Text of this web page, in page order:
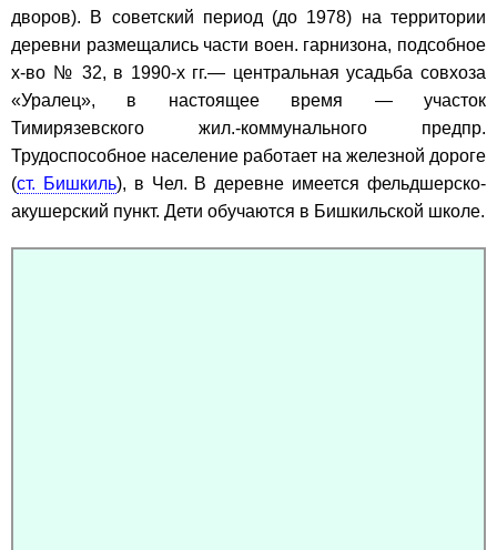
дворов). В советский период (до 1978) на территории
деревни размещались части воен. гарнизона, подсобное
х-во № 32, в 1990-х гг.— центральная усадьба совхоза
«Уралец», в настоящее время — участок
Тимирязевского жил.-коммунального предпр.
Трудоспособное население работает на железной дороге
(ст. Бишкиль), в Чел. В деревне имеется фельдшерско-
акушерский пункт. Дети обучаются в Бишкильской школе.